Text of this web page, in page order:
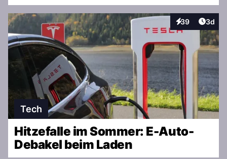
39
Interaktionen
3d
Tech
Hitzefalle im Sommer: E-Auto-
Debakel beim Laden